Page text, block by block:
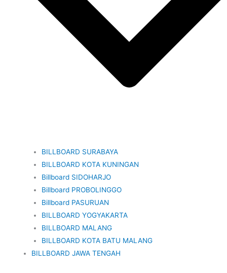
BILLBOARD SURABAYA
BILLBOARD KOTA KUNINGAN
Billboard SIDOHARJO
Billboard PROBOLINGGO
Billboard PASURUAN
BILLBOARD YOGYAKARTA
BILLBOARD MALANG
BILLBOARD KOTA BATU MALANG
BILLBOARD JAWA TENGAH